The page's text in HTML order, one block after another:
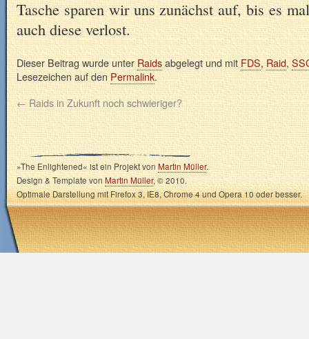
Tasche sparen wir uns zunächst auf, bis es
auch diese verlost.
Dieser Beitrag wurde unterRaidsabgelegt und mit FDS,Raid,
Lesezeichen auf denPermalink.
← Raids in Zukunft noch schwieriger?
»The Enlightened« ist ein Projekt vonMartin Müller.
Design & Template vonMartin Müller, © 2010.
Optimale Darstellung mit Firefox 3, IE8, Chrome 4 und Opera 10 oder besser.